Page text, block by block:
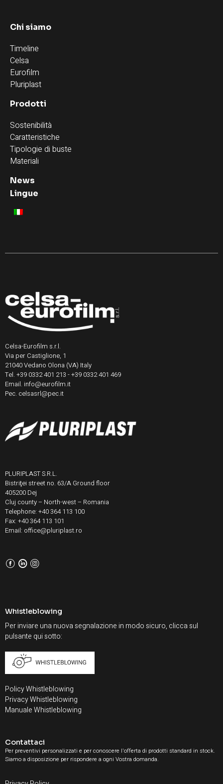
Chi siamo
Timeline
Celsa
Eurofilm
Pluriplast
Prodotti
Sostenibilità
Caratteristiche
Tipologie di buste
Materiali
News
Lingue
Celsa-Eurofilm s.r.l.
Via per Castiglione, 1
21040 Vedano Olona (VA) Italy
Tel. +39 0332 401 213 - +39 0332 401 469
Email. info@eurofilm.it
Pec. celsasrl@pec.it
PLURIPLAST S.R.L.
Bistriţei street no. 63/A Ground floor
405200 Dej
Cluj county – North-west – Romania
Telephone: +40 364 113 100
Fax: +40 364 113 101
Email: office@pluriplast.ro
F L I
Whistleblowing
Per inviare una nuova segnalazione in modo sicuro, clicca sul
pulsante qui sotto:
Policy Whistleblowing
Privacy Whistleblowing
Manuale Whistleblowing
Contattaci
Per preventivi personalizzati e per conoscere l'offerta di prodotti standard in stock.
Siamo a disposizione per rispondere a ogni Vostra domanda.